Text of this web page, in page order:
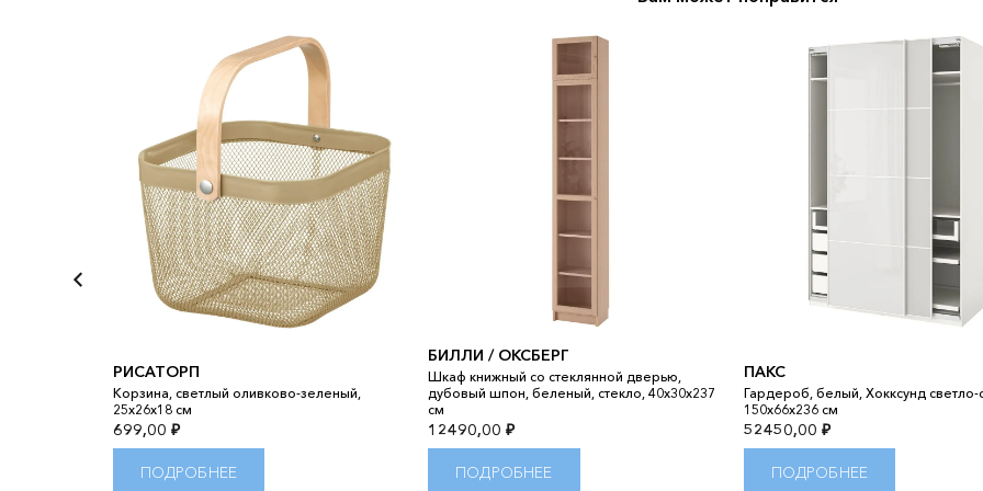
РИСАТОРП
Корзина, светлый оливково-зеленый,
25x26x18 см
699,00 ₽
ПОДРОБНЕЕ
БИЛЛИ / ОКСБЕРГ
Шкаф книжный со стеклянной дверью,
дубовый шпон, беленый, стекло, 40x30x237
см
12490,00 ₽
ПОДРОБНЕЕ
ПАКС
Гардероб, белый, Хокксунд
150x66x236 см
52450,00 ₽
ПОДРОБНЕЕ